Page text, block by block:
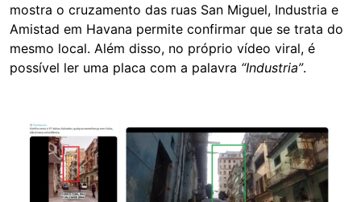
mostra o cruzamento das ruas San Miguel, Industria e
Amistad em Havana permite confirmar que se trata do
mesmo local. Além disso, no próprio vídeo viral, é
possível ler uma placa com a palavra “Industria”.
Image